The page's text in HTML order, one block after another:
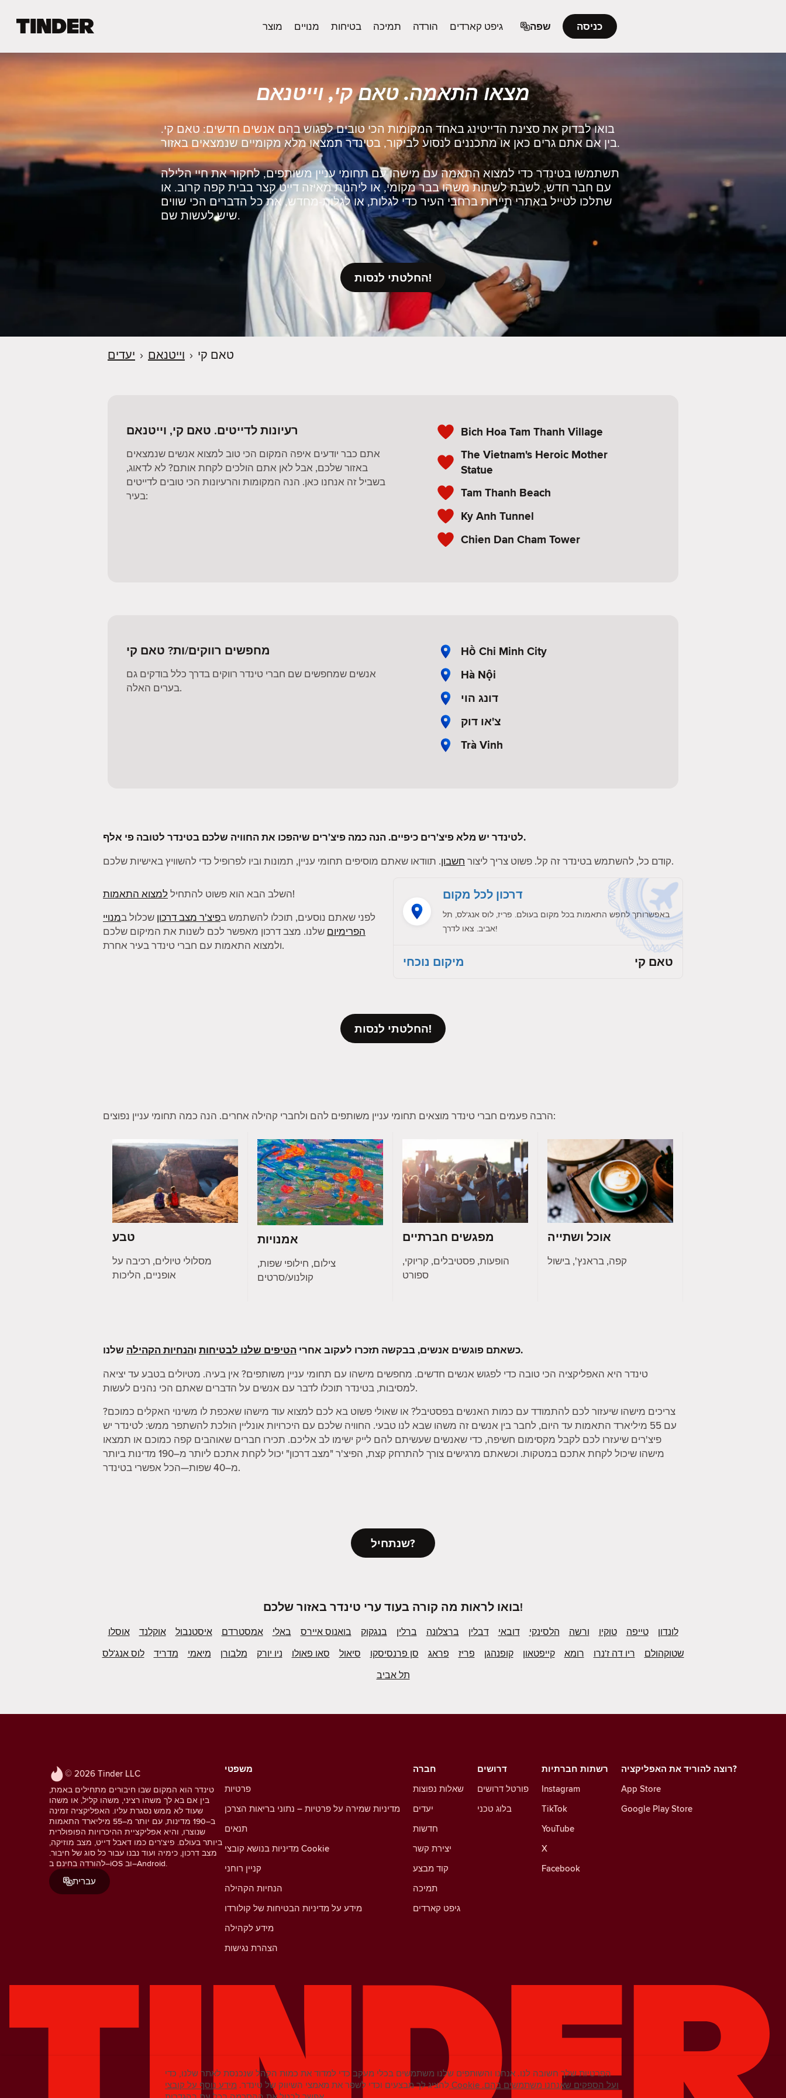
ב
נ
ד
ר
מוצר מנויים בטיחות תמיכה הורדה גיפט קארדים שפה כניסה
מצאו התאמה. טאם קי, וייטנאם
בואו לבדוק את סצינת הדייטינג באחד המקומות הכי טובים לפגוש בהם אנשים חדשים: טאם קי.
בין אם אתם גרים כאן או מתכננים לנסוע לביקור, בטינדר תמצאו מלא מקומיים שנמצאים באזור.
תשתמשו בטינדר כדי למצוא התאמה עם מישהו עם תחומי עניין משותפים, לחקור את חיי הלילה
עם חבר חדש, לשבת לשתות משהו בבר מקומי, או ליהנות מאיזה דייט קצר בבית קפה קרוב. או
שתלכו לטייל באתרי תיירות ברחבי העיר כדי לגלות, או לגלות‑מחדש, את כל הדברים הכי שווים
שיש לעשות שם.
החלטתי לנסות!
יעדים › וייטנאם › טאם קי
רעיונות לדייטים. טאם קי, וייטנאם
אתם כבר יודעים איפה המקום הכי טוב למצוא אנשים שנמצאים
באזור שלכם, אבל לאן אתם הולכים לקחת אותם? לא לדאוג,
בשביל זה אנחנו כאן. הנה המקומות והרעיונות הכי טובים לדייטים
בעיר:
Bich Hoa Tam Thanh Village
The Vietnam's Heroic Mother
Statue
Tam Thanh Beach
Ky Anh Tunnel
Chien Dan Cham Tower
מחפשים רווקים/ות? טאם קי
אנשים שמחפשים שם חברי טינדר רווקים בדרך כלל בודקים גם
בערים האלה.
Hồ Chi Minh City
Hà Nội
דונג הוי
צ'או דוק
Trà Vinh
לטינדר יש מלא פיצ'רים כיפיים. הנה כמה פיצ'רים שיהפכו את החוויה שלכם בטינדר לטובה פי אלף.
קודם כל, להשתמש בטינדר זה קל. פשוט צריך ליצור חשבון . תוודאו שאתם מוסיפים תחומי עניין, תמונות וביו לפרופיל כדי להשוויץ באישיות שלכם.
השלב הבא הוא פשוט להתחיללמצוא התאמות
!
לפני שאתם נוסעים, תוכלו להשתמש בפיצ'ר מצב דרכון שכלול במנויי
הפרימיום שלנו. מצב דרכון מאפשר לכם לשנות את המיקום שלכם
ולמצוא התאמות עם חברי טינדר בעיר אחרת.
דרכון לכל מקום
באפשרותך לחפש התאמות בכל מקום בעולם. פריז, לוס אנג'לס, תל
אביב. צאו לדרך!
מיקום נוכחי טאם קי
החלטתי לנסות!
הרבה פעמים חברי טינדר מוצאים תחומי עניין משותפים להם ולחברי קהילה אחרים. הנה כמה תחומי עניין נפוצים:
טבע
מסלולי טיולים, רכיבה על
אופניים, הליכות
אמנויות
צילום, חילופי שפות,
קולנוע/סרטים
מפגשים חברתיים
הופעות, פסטיבלים, קריוקי,
ספורט
אוכל ושתייה
קפה, בראנץ', בישול
כשאתם פוגשים אנשים, בבקשה תזכרו לעקוב אחרי הטיפים שלנו לבטיחות והנחיות הקהילה שלנו.
טינדר היא האפליקציה הכי טובה כדי לפגוש אנשים חדשים. מחפשים מישהו עם תחומי עניין משותפים? אין בעיה. מטיולים בטבע עד יציאה
למסיבות, בטינדר תוכלו לדבר עם אנשים על הדברים שאתם הכי נהנים לעשות.
צריכים מישהו שיעזור לכם להתמודד עם כמות האנשים בפסטיבל? או שאולי פשוט בא לכם למצוא עוד מישהו שאכפת לו משינוי האקלים כמוכם?
עם 55 מיליארד התאמות עד היום, לחבר בין אנשים זה משהו שבא לנו טבעי. החוויה שלכם עם היכרויות אונליין הולכת להשתפר ממש: לטינדר יש
פיצ'רים שיעזרו לכם לקבל מקסימום חשיפה, כדי שאנשים שעשיתם להם לייק ישימו לב אליכם. תכירו חברים שאוהבים קפה כמוכם או תמצאו
מישהו שיכול לקחת אתכם במטקות. וכשאתם מרגישים צורך להתרחק קצת, הפיצ'ר "מצב דרכון" יכול לקחת אתכם ליותר מ–190 מדינות ביותר
מ–40 שפות—הכל אפשרי בטינדר.
שנתחיל?
בואו לראות מה קורה בעוד ערי טינדר באזור שלכם!
אוסלו אוקלנד איסטנבול אמסטרדם באלי בואנוס איירס בנגקוק ברלין ברצלונה דבלין דובאי הלסינקי ורשה טוקיו טייפה
לונדון
לוס אנג'לס
מדריד מיאמי מלבורן ניו יורק סאו פאולו סיאול סן פרנסיסקו פראג פריז קופנהגן קייפטאון רומא ריו דה ז'נרו
שטוקהולם
תל אביב
© 2026 Tinder LLC
טינדר הוא המקום שבו חיבורים מתחילים באמת,
בין אם בא לך משהו רציני, משהו קליל, או משהו
שעוד לא ממש נסגרת עליו. האפליקציה זמינה
ב–190 מדינות, עם יותר מ–55 מיליארד התאמות
שנוצרו, והיא אפליקציית ההיכרויות הפופולרית
ביותר בעולם. פיצ'רים כמו דאבל דייט, מצב מוזיקה,
מצב דרכון, כימיה ועוד נבנו עבור כל סוג של חיבור.
להורדה בחינם ב–iOS וב–Android.
עברית
רשתות חברתיות
Instagram
TikTok
YouTube
X
Facebook
משפטי
פרטיות
מדיניות שמירה על פרטיות – נתוני בריאות הצרכן
תנאים
מדיניות בנושא קובצי Cookie
קניין רוחני
הנחיות הקהילה
מידע על מדיניות הבטיחות של קולורדו
מידע לקהילה
הצהרת נגישות
דרושים
פורטל דרושים
בלוג טכני
חברה
שאלות נפוצות
יעדים
חדשות
יצירת קשר
קוד מבצע
תמיכה
גיפט קארדים
רוצה להוריד את האפליקציה?
App Store
Google Play Store
הפרטיות שלך חשובה לנו. אנחנו והשותפים שלנו משתמשים בכלי מעקב כדי למדוד את כמות הקהל שנכנסת לאתר שלנו, כדי
להציג לך מבצעים וכדי לשפר את מאמצי השיווק של טינדר.
מידע נוסף על קובצי Cookie ועל הספקים שאנחנו משתמשים בהם.